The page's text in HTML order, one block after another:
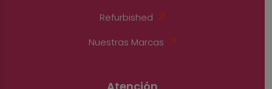
Refurbished
Nuestras Marcas